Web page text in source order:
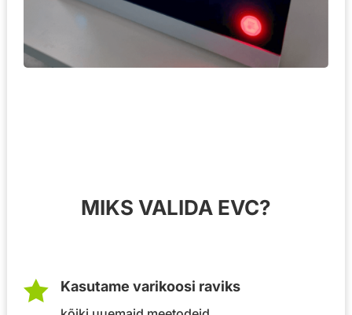
MIKS VALIDA EVC?
 Kasutame varikoosi raviks